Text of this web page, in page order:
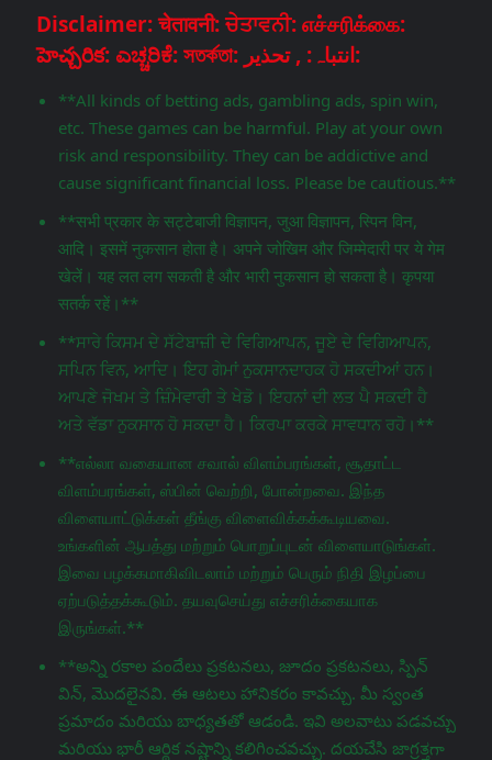
Disclaimer: चेतावनी: ਚੇਤਾਵਨੀ: எச்சரிக்கை:
హెచ్చరిక: ಎಚ್ಚರಿಕೆ: সতর্কতা: انتباہ: , تحذير:
**All kinds of betting ads, gambling ads, spin win,
etc. These games can be harmful. Play at your own
risk and responsibility. They can be addictive and
cause significant financial loss. Please be cautious.**
**सभी प्रकार के सट्टेबाजी विज्ञापन, जुआ विज्ञापन, स्पिन विन,
आदि। इसमें नुकसान होता है। अपने जोखिम और जिम्मेदारी पर ये गेम
खेलें। यह लत लग सकती है और भारी नुकसान हो सकता है। कृपया
सतर्क रहें।**
**ਸਾਰੇ ਕਿਸਮ ਦੇ ਸੱਟੇਬਾਜ਼ੀ ਦੇ ਵਿਗਿਆਪਨ, ਜੂਏ ਦੇ ਵਿਗਿਆਪਨ,
ਸਪਿਨ ਵਿਨ, ਆਦਿ। ਇਹ ਗੇਮਾਂ ਨੁਕਸਾਨਦਾਹਕ ਹੋ ਸਕਦੀਆਂ ਹਨ।
ਆਪਣੇ ਜੋਖਮ ਤੇ ਜ਼ਿੰਮੇਵਾਰੀ ਤੇ ਖੇਡੋ। ਇਹਨਾਂ ਦੀ ਲਤ ਪੈ ਸਕਦੀ ਹੈ
ਅਤੇ ਵੱਡਾ ਨੁਕਸਾਨ ਹੋ ਸਕਦਾ ਹੈ। ਕਿਰਪਾ ਕਰਕੇ ਸਾਵਧਾਨ ਰਹੋ।**
**எல்லா வகையான சவால் விளம்பரங்கள், சூதாட்ட
விளம்பரங்கள், ஸ்பின் வெற்றி, போன்றவை. இந்த
விளையாட்டுக்கள் தீங்கு விளைவிக்கக்கூடியவை.
உங்களின் ஆபத்து மற்றும் பொறுப்புடன் விளையாடுங்கள்.
இவை பழக்கமாகிவிடலாம் மற்றும் பெரும் நிதி இழப்பை
ஏற்படுத்தக்கூடும். தயவுசெய்து எச்சரிக்கையாக
இருங்கள்.**
**అన్ని రకాల పందేలు ప్రకటనలు, జూదం ప్రకటనలు, స్పిన్
విన్, మొదలైనవి. ఈ ఆటలు హానికరం కావచ్చు. మీ స్వంత
ప్రమాదం మరియు బాధ్యతతో ఆడండి. ఇవి అలవాటు పడవచ్చు
మరియు భారీ ఆర్థిక నష్టాన్ని కలిగించవచ్చు. దయచేసి జాగ్రತ್ತగా